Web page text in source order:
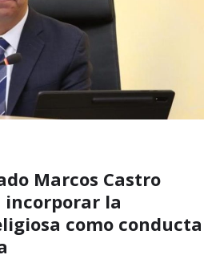
Marcos Castro
la
como conducta